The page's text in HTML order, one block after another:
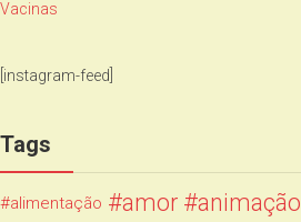
Vacinas
[instagram-feed]
Tags
alimentação amor animação